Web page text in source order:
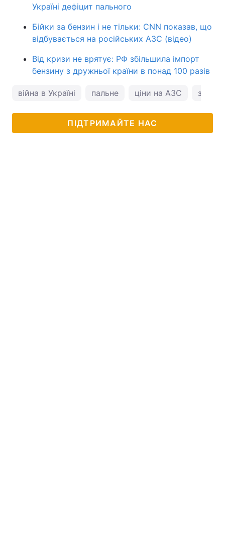
Україні дефіцит пального
Бійки за бензин і не тільки: CNN показав, що
відбувається на російських АЗС (відео)
Від кризи не врятує: РФ збільшила імпорт
бензину з дружньої країни в понад 100 разів
війна в Україні пальне ціни на АЗС
ПІДТРИМАЙТЕ НАС